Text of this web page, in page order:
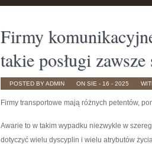
Firmy
takie posługi
POSTED BY ADMIN ON SIE - 16 - 2025
Firmy transportowe mają różnych petentów,
Awarie to w takim wypadku niezwykle w
dotyczyć wielu dyscyplin i wielu atrybutów